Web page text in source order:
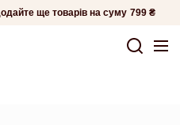
ще товарів на суму 799 ₴